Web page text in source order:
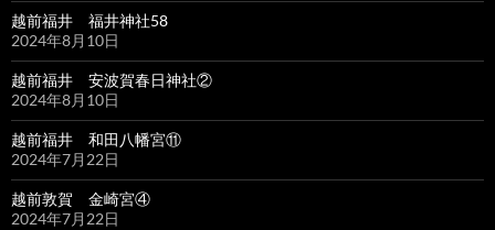
越前福井 福井神社58
2024年8月10日
越前福井 安波賀春日神社②
2024年8月10日
越前福井 和田八幡宮⑪
2024年7月22日
越前敦賀 金崎宮④
2024年7月22日